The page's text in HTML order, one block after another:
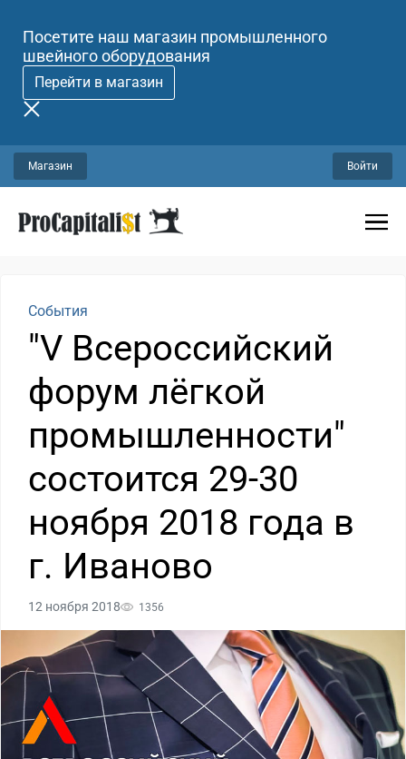
Посетите наш магазин промышленного
швейного оборудования
Перейти в магазин
Магазин Войти
События
"V Всероссийский
форум лёгкой
промышленности"
состоится 29-30
ноября 2018 года в
г. Иваново
12 ноября 2018 1356